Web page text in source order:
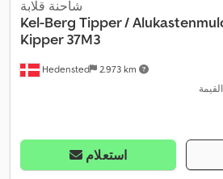
Hedensted 2.973 km
شاحنة قلابة
Kel-Berg Tipper /
Kipper 37M3
استعلام